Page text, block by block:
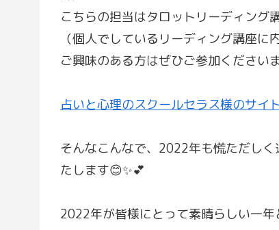
こちらの担当はタロットリーディング
（個人でしているリーディング講座に
ご興味のある方はぜひご参加ください
占いと心理のスクールセラス様のサイ
そんなこんなで、2022年も慌ただし
たします😊✨💕
2022年が皆様にとって素晴らしい一